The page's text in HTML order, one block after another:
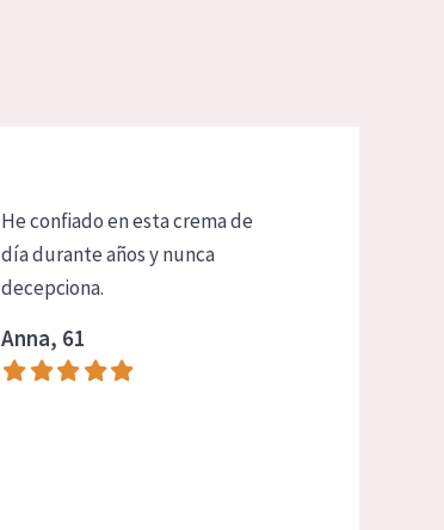
He confiado en esta crema de
día durante años y nunca
decepciona.
Anna, 61